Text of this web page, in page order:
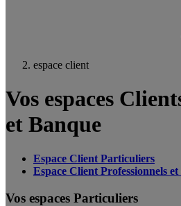
espace client
Vos espaces
et Banque
Espace Client Particuliers
Espace Client Professionnels
Vos espaces Particuliers